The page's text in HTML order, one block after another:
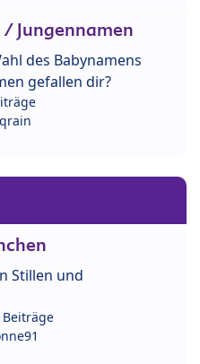
Jungennamen
des Babynamens
gefallen dir?
Stillen und
Beiträge